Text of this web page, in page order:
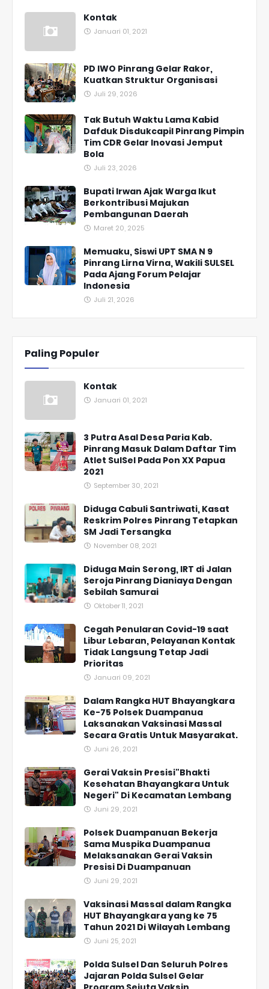
Kontak
Januari 01, 2021
PD IWO Pinrang Gelar Rakor,
Kuatkan Struktur Organisasi
Juli 29, 2026
Tak Butuh Waktu Lama Kabid
Dafduk Disdukcapil Pinrang Pimpin
Tim CDR Gelar Inovasi Jemput
Bola
Juli 23, 2026
Bupati Irwan Ajak Warga Ikut
Berkontribusi Majukan
Pembangunan Daerah
Maret 20, 2025
Memuaku, Siswi UPT SMA N 9
Pinrang Lirna Virna, Wakili SULSEL
Pada Ajang Forum Pelajar
Indonesia
Juli 21, 2026
Paling Populer
Kontak
Januari 01, 2021
3 Putra Asal Desa Paria Kab.
Pinrang Masuk Dalam Daftar Tim
Atlet SulSel Pada Pon XX Papua
2021
September 30, 2021
Diduga Cabuli Santriwati, Kasat
Reskrim Polres Pinrang Tetapkan
SM Jadi Tersangka
November 08, 2021
Diduga Main Serong, IRT di Jalan
Seroja Pinrang Dianiaya Dengan
Sebilah Samurai
Oktober 11, 2021
Cegah Penularan Covid-19 saat
Libur Lebaran, Pelayanan Kontak
Tidak Langsung Tetap Jadi
Prioritas
Januari 09, 2021
Dalam Rangka HUT Bhayangkara
Ke-75 Polsek Duampanua
Laksanakan Vaksinasi Massal
Secara Gratis Untuk Masyarakat.
Juni 26, 2021
Gerai Vaksin Presisi"Bhakti
Kesehatan Bhayangkara Untuk
Negeri" Di Kecamatan Lembang
Juni 29, 2021
Polsek Duampanuan Bekerja
Sama Muspika Duampanua
Melaksanakan Gerai Vaksin
Presisi Di Duampanuan
Juni 29, 2021
Vaksinasi Massal dalam Rangka
HUT Bhayangkara yang ke 75
Tahun 2021 Di Wilayah Lembang
Juni 25, 2021
Polda Sulsel Dan Seluruh Polres
Jajaran Polda Sulsel Gelar